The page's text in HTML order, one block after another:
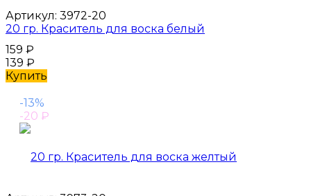
Артикул: 3972-20
20 гр. Краситель для воска белый
159 ₽
139 ₽
Купить
-13%
-20 ₽